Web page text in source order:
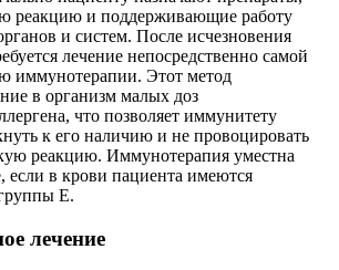
реакцию и поддерживающие работу
и систем. После исчезновения
лечение непосредственно самой
иммунотерапии. Этот метод
в организм малых доз
что позволяет иммунитету
к его наличию и не провоцировать
реакцию. Иммунотерапия уместна
если в крови пациента имеются
Е.
лечение